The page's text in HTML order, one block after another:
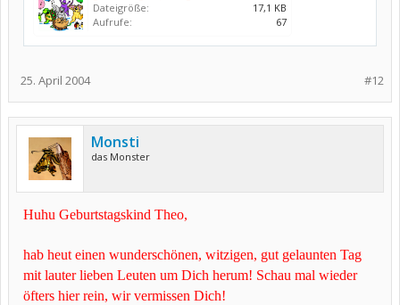
Dateigröße:
17,1 KB
Aufrufe:
67
#12
25. April 2004
Monsti
das Monster
Huhu Geburtstagskind Theo,
hab heut einen wunderschönen, witzigen, gut gelaunten Tag
mit lauter lieben Leuten um Dich herum! Schau mal wieder
öfters hier rein, wir vermissen Dich!